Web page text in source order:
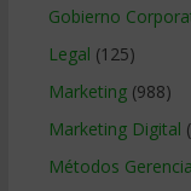
Gobierno
Legal (125)
Marketing(988)
Marketing Digital
Métodos